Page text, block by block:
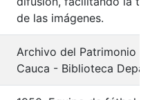
de las imágenes.
Archivo del Patrimonio
Cauca - Biblioteca